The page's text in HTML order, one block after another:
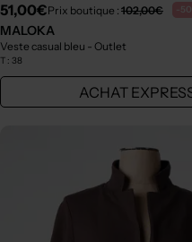
51,00€Prix boutique : 102,00€ -
MALOKA
Veste casual bleu - Outlet
T : 38
ACHAT